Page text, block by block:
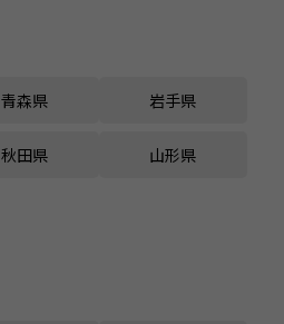
青森県 岩手県
秋田県 山形県